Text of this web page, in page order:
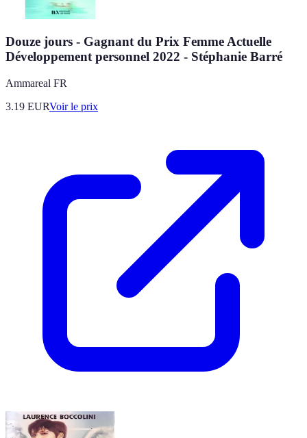
Douze jours - Gagnant du Prix Femme Actuelle
Développement personnel 2022 - Stéphanie Barré
Ammareal FR
3.19 EURVoir le prix